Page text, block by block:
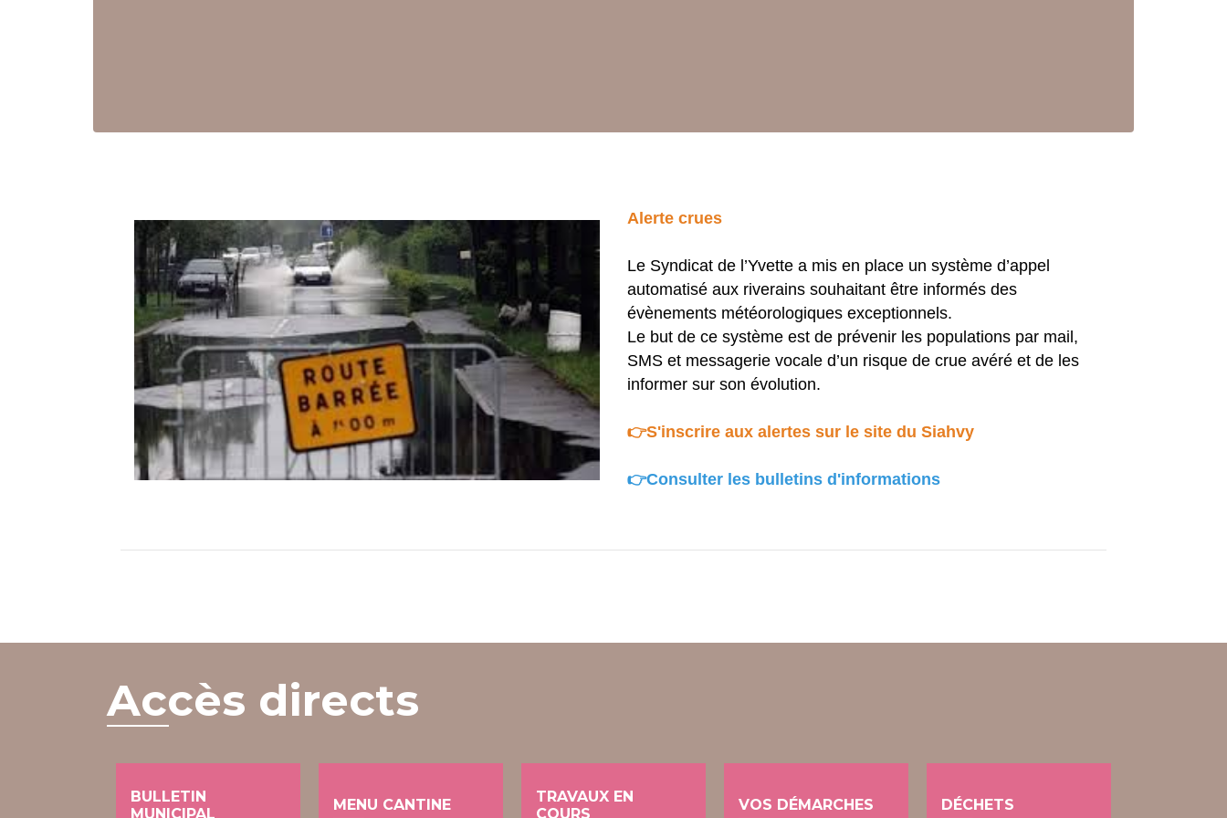
Alerte crues
Le Syndicat de l’Yvette a mis en place un système d’appel
automatisé aux riverains souhaitant être informés des
évènements météorologiques exceptionnels.
Le but de ce système est de prévenir les populations par mail,
SMS et messagerie vocale d’un risque de crue avéré et de les
informer sur son évolution.
👉S'inscrire aux alertes sur le site du Siahvy
👉Consulter les bulletins d'informations
Accès directs
BULLETIN
MUNICIPAL
MENU CANTINE
TRAVAUX EN
COURS
VOS DÉMARCHES DÉCHETS